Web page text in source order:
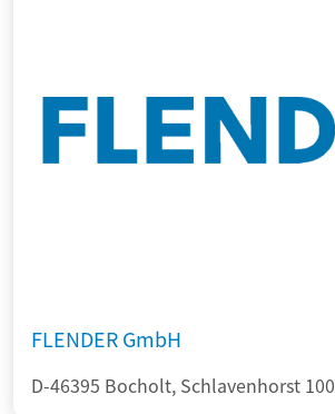
FLENDER GmbH
D-46395 Bocholt, Schlavenhorst 100